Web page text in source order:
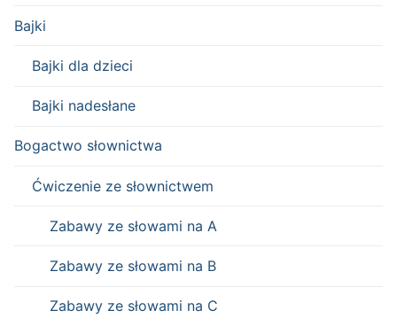
Bajki
Bajki dla dzieci
Bajki nadesłane
Bogactwo słownictwa
Ćwiczenie ze słownictwem
Zabawy ze słowami na A
Zabawy ze słowami na B
Zabawy ze słowami na C